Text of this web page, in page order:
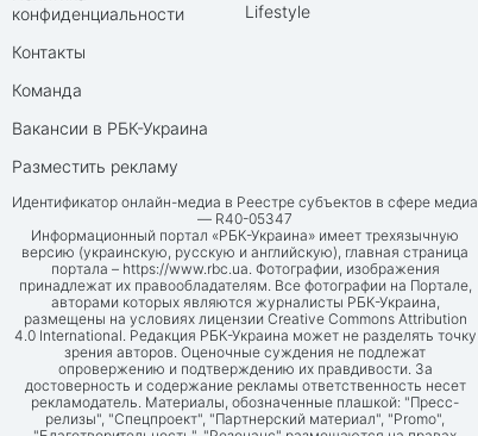
конфиденциальности
Контакты
Команда
Вакансии в РБК-Украина
Разместить рекламу
Lifestyle
Идентификатор онлайн-медиа в Реестре субъектов в сфере медиа
— R40-05347
Информационный портал «РБК-Украина» имеет трехязычную
версию (украинскую, русскую и английскую), главная страница
портала – https://www.rbc.ua. Фотографии, изображения
принадлежат их правообладателям. Все фотографии на Портале,
авторами которых являются журналисты РБК-Украина,
размещены на условиях лицензии Creative Commons Attribution
4.0 International. Редакция РБК-Украина может не разделять точку
зрения авторов. Оценочные суждения не подлежат
опровержению и подтверждению их правдивости. За
достоверность и содержание рекламы ответственность несет
рекламодатель. Материалы, обозначенные плашкой: "Пресс-
релизы", "Спецпроект", "Партнерский материал", "Promo",